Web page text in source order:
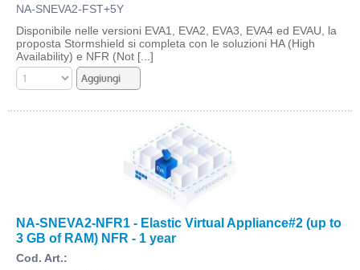
NA-SNEVA2-FST+5Y
Disponibile nelle versioni EVA1, EVA2, EVA3, EVA4 ed EVAU, la
proposta Stormshield si completa con le soluzioni HA (High
Availability) e NFR (Not [...]
NA-SNEVA2-NFR1 - Elastic Virtual Appliance#2 (up to
3 GB of RAM) NFR - 1 year
Cod. Art.: